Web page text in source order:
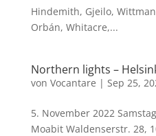
Hindemith, Gjeilo,
Orbán, Whitacre,...
Northern lights –
von Vocantare | Sep 25,
5. November 2022
Moabit Waldenserstr. 28,